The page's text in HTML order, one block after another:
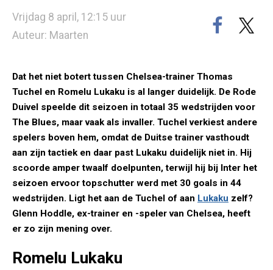
Vrijdag 8 april, 12:15 uur
Auteur: Maarten
Dat het niet botert tussen Chelsea-trainer Thomas
Tuchel en Romelu Lukaku is al langer duidelijk. De Rode
Duivel speelde dit seizoen in totaal 35 wedstrijden voor
The Blues, maar vaak als invaller. Tuchel verkiest andere
spelers boven hem, omdat de Duitse trainer vasthoudt
aan zijn tactiek en daar past Lukaku duidelijk niet in. Hij
scoorde amper twaalf doelpunten, terwijl hij bij Inter het
seizoen ervoor topschutter werd met 30 goals in 44
wedstrijden. Ligt het aan de Tuchel of aan Lukaku zelf?
Glenn Hoddle, ex-trainer en -speler van Chelsea, heeft
er zo zijn mening over.
Romelu Lukaku